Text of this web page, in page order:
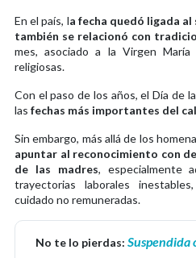
En el país, la fecha quedó ligada
también se relacionó con
mes, asociado a la Virgen
religiosas.
Con el paso de los años, el Día de
las fechas más importantes del
Sin embargo, más allá de los
apuntar al reconocimiento con
de las madres, especialmente
trayectorias laborales
cuidado no remuneradas.
No te lo pierdas: Suspendida